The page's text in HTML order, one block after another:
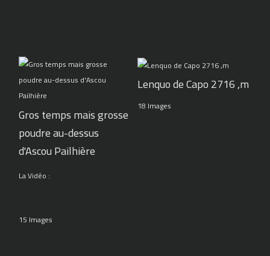
Gros temps mais grosse
poudre au-dessus
d'Ascou Pailhière
La Vidéo :
15 Images
Lenquo de Capo 2716 ,m
18 Images